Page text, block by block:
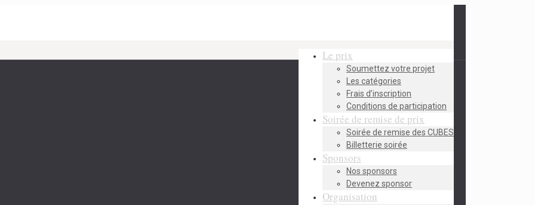
Le prix
Soumettez votre projet
Les catégories
Frais d’inscription
Conditions de participation
Soirée de remise de prix
Soirée de remise des CUBES
Billetterie soirée
Sponsors
Nos sponsors
Devenez sponsor
Organisation